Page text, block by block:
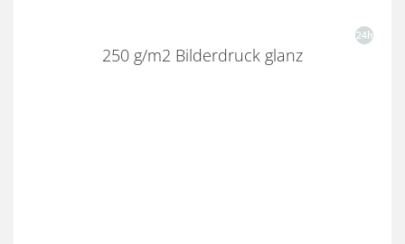
250 g/m2 Bilderdruck glanz